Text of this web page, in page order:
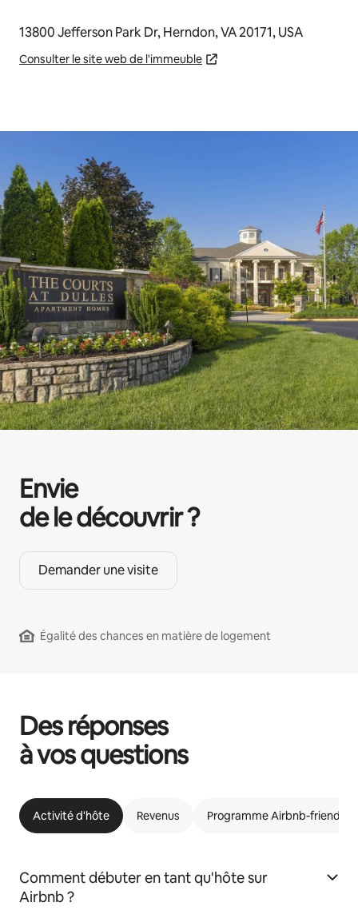
13800 Jefferson Park Dr, Herndon, VA 20171, USA
Consulter le site web de l'immeuble
Envie
de le découvrir ?
Demander une visite
Égalité des chances en matière de logement
Des réponses
à vos questions
Activité d'hôte Revenus Programme Airbnb-friendly
Comment débuter en tant qu'hôte sur
Airbnb ?